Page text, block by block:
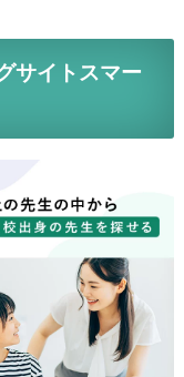
サイトスマー